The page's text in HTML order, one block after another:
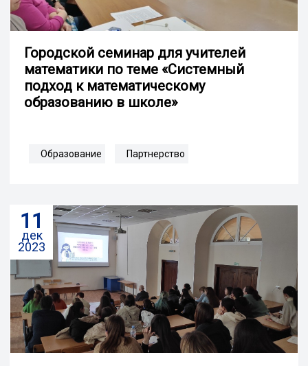
Городской семинар для учителей
математики по теме «Системный
подход к математическому
образованию в школе»
Образование Партнерство
11
дек
2023